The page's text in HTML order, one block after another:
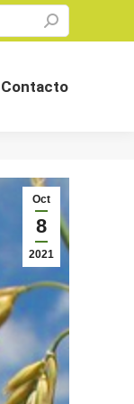
Contacto
Oct
8
2021
Contacto